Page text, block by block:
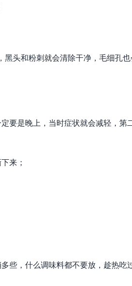
头和粉刺就会清除干净，毛细孔
要是晚上，当时症状就会减轻，第
来；
些，什么调味料都不要放，趁热吃